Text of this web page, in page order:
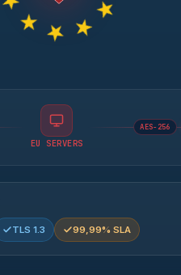
EU SERVERS
AES-256
TLS 1.3 99,99% SLA